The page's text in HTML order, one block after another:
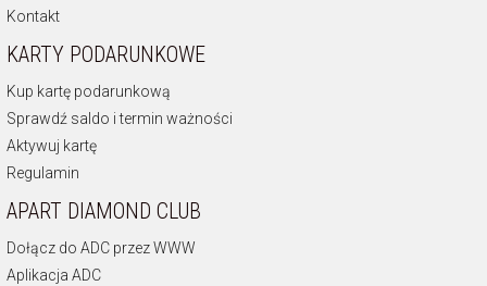
Kontakt
KARTY PODARUNKOWE
Kup kartę podarunkową
Sprawdź saldo i termin ważności
Aktywuj kartę
Regulamin
APART DIAMOND CLUB
Dołącz do ADC przez WWW
Aplikacja ADC